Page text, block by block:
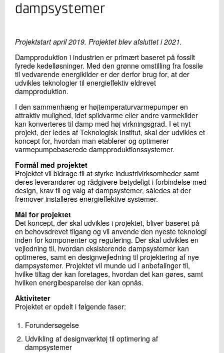
+45 72 20 12 63
Send e-mail
Skriv til mig
Send
dampsystemer
Projektstart april 2019. Projektet blev afsluttet i 2021.
Dampproduktion i industrien er primært baseret på fossilt
fyrede kedelløsninger. Med den grønne omstilling fra fossile
til vedvarende energikilder er der derfor brug for, at der
udvikles teknologier til energieffektiv eldrevet
dampproduktion.
I den sammenhæng er højtemperaturvarmepumper en
attraktiv mulighed, idet spildvarme eller andre varmekilder
kan konverteres til damp med høj virkningsgrad. I et nyt
projekt, der ledes af Teknologisk Institut, skal der udvikles et
koncept for, hvordan man etablerer og optimerer
varmepumpebaserede dampproduktionssystemer.
Formål med projektet
Projektet vil bidrage til at styrke industrivirksomheder samt
deres leverandører og rådgivere betydeligt i forbindelse med
design, krav til og valg af dampsystemer, således at der
fremover installeres energieffektive systemer.
Mål for projektet
Det koncept, der skal udvikles i projektet, bliver baseret på
en behovsdrevet tilgang og vil anvende den nyeste teknologi
inden for komponenter og regulering. Der skal udvikles en
vejledning til, hvordan eksisterende dampsystemer kan
optimeres, samt en designvejledning til projektering af nye
dampsystemer. Projektet vil munde ud i anbefalinger til,
hvilke tiltag der kan foretages, hvordan det kan gøres, samt
hvilken energibesparelse der kan opnås.
Aktiviteter
Projektet er opdelt i følgende faser:
Forundersøgelse
Udvikling af designværktøj til optimering af
dampsystemer